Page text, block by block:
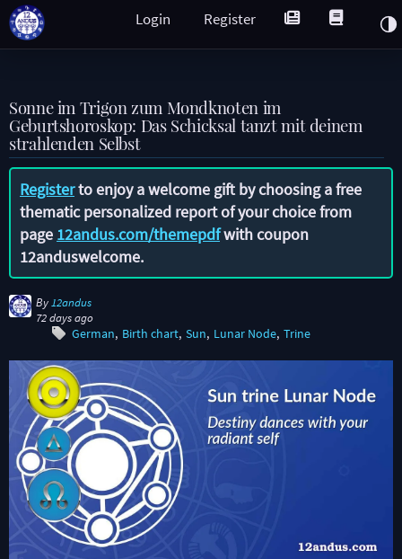
Register
Login
Sonne im Trigon zum Mondknoten im
Geburtshoroskop: Das Schicksal tanzt mit deinem
strahlenden Selbst
Registerto enjoy a welcome gift by choosing a free
thematic personalized report of your choice from
page 12andus.com/themepdfwith coupon
12anduswelcome.
By 12andus
72 days ago
German Birth chart Sun Lunar Node Trine